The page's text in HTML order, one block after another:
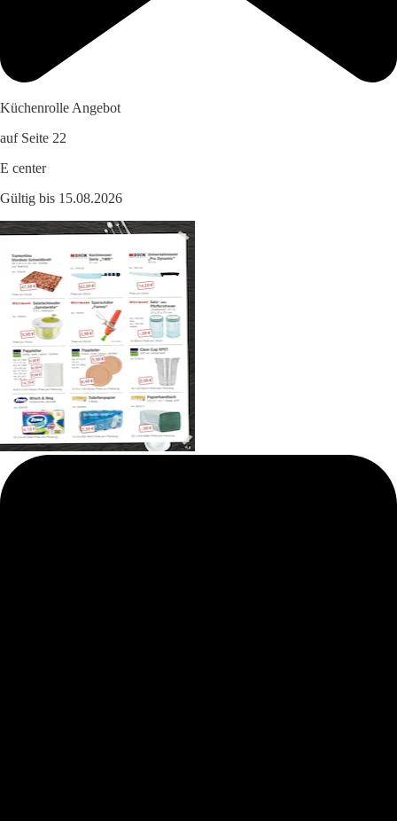
Küchenrolle Angebot
auf Seite 22
E center
Gültig bis 15.08.2026